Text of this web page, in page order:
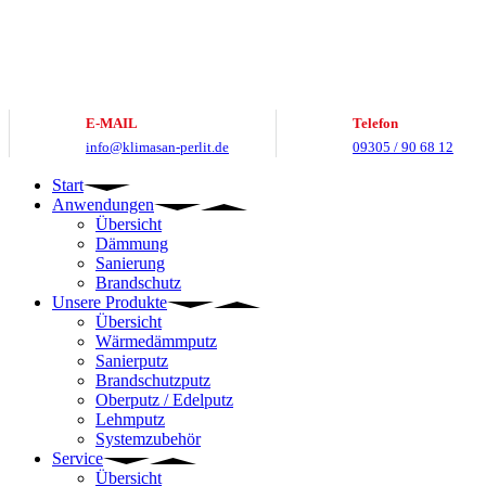
E-MAIL
info@klimasan-perlit.de
Telefon
09305 / 90 68 12
Start
Anwendungen
Übersicht
Dämmung
Sanierung
Brandschutz
Unsere Produkte
Übersicht
Wärmedämmputz
Sanierputz
Brandschutzputz
Oberputz / Edelputz
Lehmputz
Systemzubehör
Service
Übersicht